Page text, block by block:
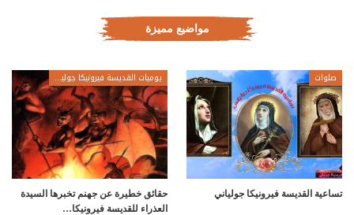
مواضيع مميزة
صلوات
تساعية القديسة فيرونيكا جولياني
يوميات القديسة فيرونيكا جولياني
حقائق خطيرة عن جهنم تخبرها السيدة
العذراء للقديسة فيرونيكا…